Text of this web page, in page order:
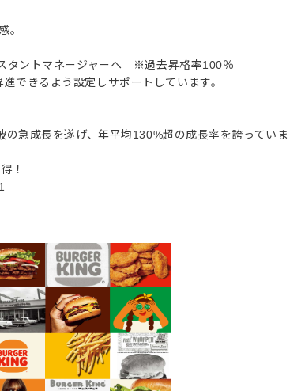
。
タントマネージャーへ ※過去昇格率100％
できるよう設定しサポートしています。
急成⻑を遂げ、年平均130%超の成⻑率を誇っていま
！